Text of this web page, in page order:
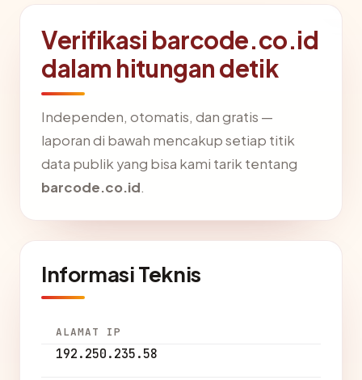
Verifikasi barcode.co.id
dalam hitungan detik
Independen, otomatis, dan gratis —
laporan di bawah mencakup setiap titik
data publik yang bisa kami tarik tentang
barcode.co.id.
Informasi Teknis
ALAMAT IP
192.250.235.58